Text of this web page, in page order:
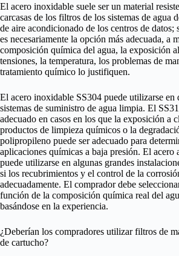
El acero inoxidable suele ser un material
carcasas de los filtros de los sistemas de agua
de aire acondicionado de los centros de datos;
es necesariamente la opción más adecuada, a
composición química del agua, la exposición
tensiones, la temperatura, los problemas de
tratamiento químico lo justifiquen.
El acero inoxidable SS304 puede utilizarse en
sistemas de suministro de agua limpia. El
adecuado en casos en los que la exposición a
productos de limpieza químicos o la
polipropileno puede ser adecuado para
aplicaciones químicas a baja presión. El acero
puede utilizarse en algunas grandes
si los recubrimientos y el control de la
adecuadamente. El comprador debe
función de la composición química real del
basándose en la experiencia.
¿Deberían los compradores utilizar filtros de
de cartucho?